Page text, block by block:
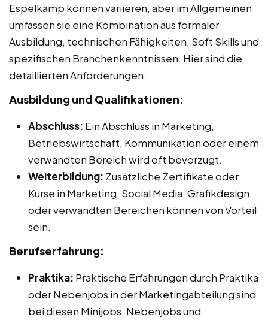
Espelkamp können variieren, aber im Allgemeinen
umfassen sie eine Kombination aus formaler
Ausbildung, technischen Fähigkeiten, Soft Skills und
spezifischen Branchenkenntnissen. Hier sind die
detaillierten Anforderungen:
Ausbildung und Qualifikationen:
Abschluss: Ein Abschluss in Marketing,
Betriebswirtschaft, Kommunikation oder einem
verwandten Bereich wird oft bevorzugt.
Weiterbildung: Zusätzliche Zertifikate oder
Kurse in Marketing, Social Media, Grafikdesign
oder verwandten Bereichen können von Vorteil
sein.
Berufserfahrung:
Praktika: Praktische Erfahrungen durch Praktika
oder Nebenjobs in der Marketingabteilung sind
bei diesen Minijobs, Nebenjobs und